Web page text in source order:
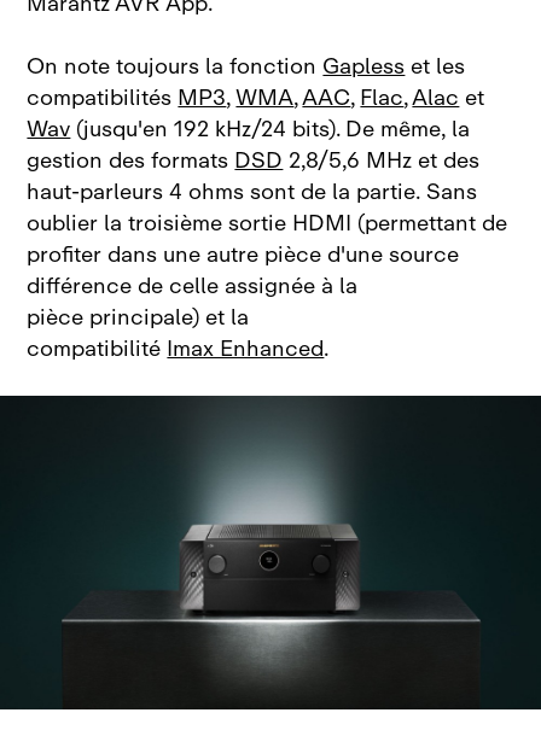
On note toujours la fonctionGaplesset les
compatibilitésMP3,WMA,AAC,Flac,Alacet
Wav(jusqu'en 192 kHz/24 bits). De même, la
gestion des formatsDSD2,8/5,6 MHz et des
haut‑parleurs 4 ohms sont de la partie. Sans
oublier la troisième sortie HDMI (permettant de
profiter dans une autre pièce d'une source
différence de celle assignée à la
pièce principale) et la
compatibilitéImax Enhanced.